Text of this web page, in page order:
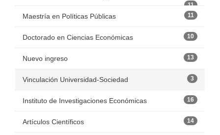
11
Maestría en Políticas Públicas 11
Doctorado en Ciencias Económicas 10
Nuevo ingreso 13
Vinculación Universidad-Sociedad 3
Instituto de Investigaciones Económicas 16
Artículos Científicos 14